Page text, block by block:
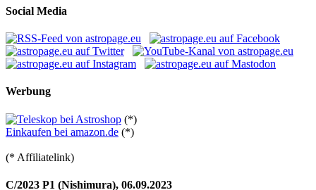
Social Media
Werbung
(*)
Einkaufen bei amazon.de (*)
(* Affiliatelink)
C/2023 P1 (Nishimura), 06.09.2023